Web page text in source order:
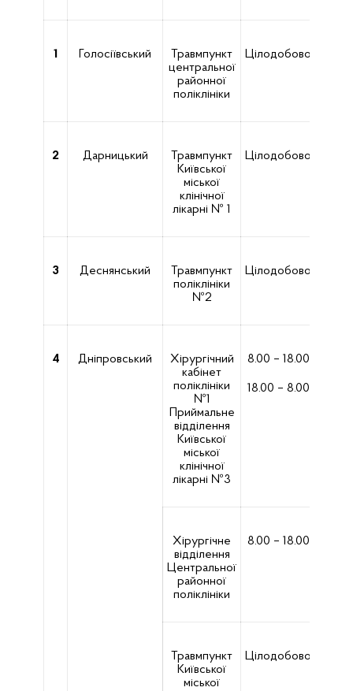
1 Голосіївський
Травмпункт
центральної
районної
поліклініки
Цілодобово
2 Дарницький
Травмпункт
Київської
міської
клінічної
лікарні № 1
Цілодобово
3 Деснянський
Травмпункт
поліклініки
№2
Цілодобово
4 Дніпровський
Хірургічний
кабінет
поліклініки
№1
Приймальне
відділення
Київської
міської
клінічної
лікарні №3
8.00 – 18.00
18.00 – 8.00
Хірургічне
відділення
Центральної
районної
поліклініки
8.00 – 18.00
Травмпункт
Київської
міської
Цілодобово